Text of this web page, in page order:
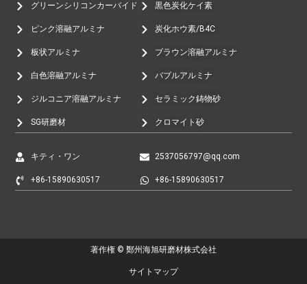
グリーンシリコンカーバイド
ピンク溶融アルミナ
板状アルミナ
白色溶融アルミナ
ジルコニア溶融アルミナ
SG研磨材
黒色炭化ケイ素
炭化ホウ素/B4C
ブラウン溶融アルミナ
バブルアルミナ
セラミック鋳物砂
クロマイト砂
キティ・ワン
+86-15890630517
2537056797@qq.com
+86-15890630517
著作権 © 鄭州海旭研磨材株式会社
サイトマップ